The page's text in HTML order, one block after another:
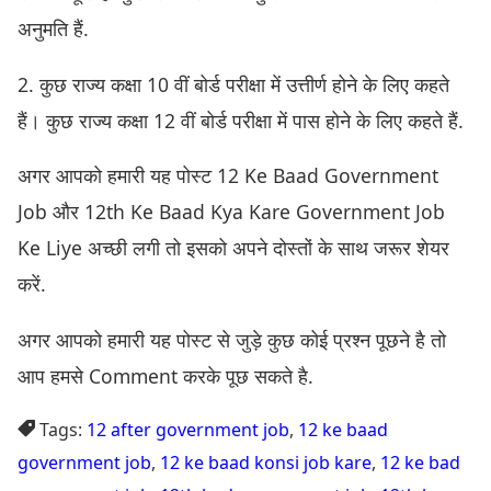
अनुमति हैं.
2. कुछ राज्य कक्षा 10 वीं बोर्ड परीक्षा में उत्तीर्ण होने के लिए कहते
हैं। कुछ राज्य कक्षा 12 वीं बोर्ड परीक्षा में पास होने के लिए कहते हैं.
अगर आपको हमारी यह पोस्ट 12 Ke Baad Government
Job और 12th Ke Baad Kya Kare Government Job
Ke Liye अच्छी लगी तो इसको अपने दोस्तों के साथ जरूर शेयर
करें.
अगर आपको हमारी यह पोस्ट से जुड़े कुछ कोई प्रश्न पूछने है तो
आप हमसे Comment करके पूछ सकते है.
Tags: 12 after government job, 12 ke baad
government job, 12 ke baad konsi job kare, 12 ke bad